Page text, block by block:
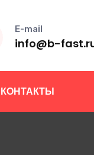
E-mail
info@b-
КОНТАКТЫ